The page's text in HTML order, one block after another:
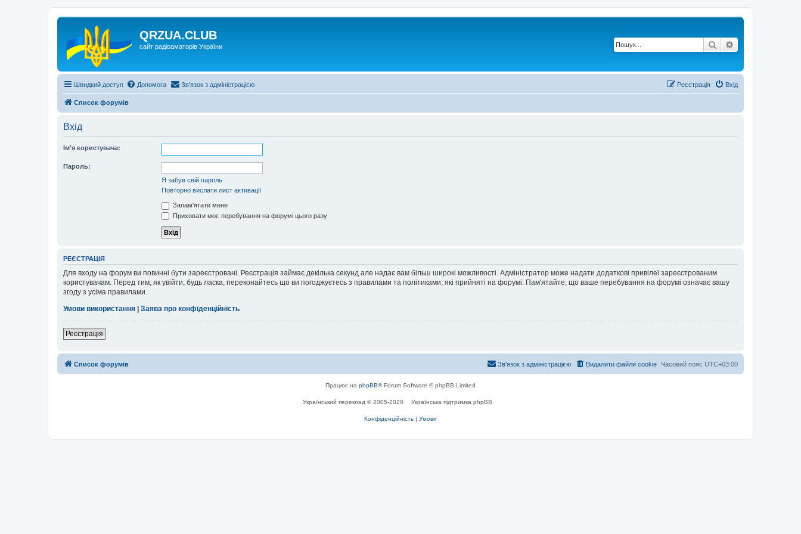
QRZUA.CLUB
сайт радіоаматорів України Пошук
Швидкий доступ Допомога Зв'язок з адміністрацією Вхід
Реєстрація
Список форумів
Вхід
Ім'я користувача:
Пароль:
Я забув свій пароль
Повторно вислати лист активації
Запам'ятати мене
Приховати моє перебування на форумі цього разу
РЕЄСТРАЦІЯ
Для входу на форум ви повинні бути зареєстровані. Реєстрація займає декілька секунд але надає вам більш широкі можливості. Адміністратор може надати додаткові привілеї зареєстрованим
користувачам. Перед тим, як увійти, будь ласка, переконайтесь що ви погоджуєтесь з правилами та політиками, які прийняті на форумі. Пам'ятайте, що ваше перебування на форумі означає вашу
згоду з усіма правилами.
Умови використання | Заява про конфіденційність
Реєстрація
Список форумів Часовий пояс UTC+03:00
Видалити файли cookie
Зв'язок з адміністрацією
Працює на phpBB® Forum Software © phpBB Limited
Український переклад © 2005-2020 Українська підтримка phpBB
Конфіденційність | Умови